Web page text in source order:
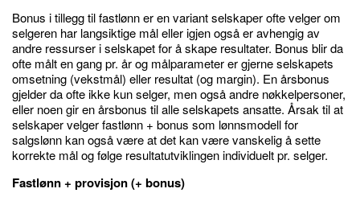
Bonus i tillegg til fastlønn er en variant selskaper ofte velger om
selgeren har langsiktige mål eller igjen også er avhengig av
andre ressurser i selskapet for å skape resultater. Bonus blir da
ofte målt en gang pr. år og målparameter er gjerne selskapets
omsetning (vekstmål) eller resultat (og margin). En årsbonus
gjelder da ofte ikke kun selger, men også andre nøkkelpersoner,
eller noen gir en årsbonus til alle selskapets ansatte. Årsak til at
selskaper velger fastlønn + bonus som lønnsmodell for
salgslønn kan også være at det kan være vanskelig å sette
korrekte mål og følge resultatutviklingen individuelt pr. selger.
Fastlønn + provisjon (+ bonus)